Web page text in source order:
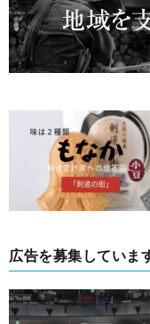
広告を募集していま